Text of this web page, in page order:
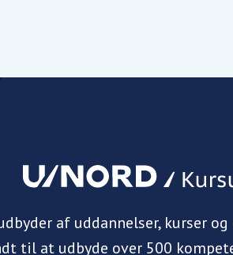
af uddannelser, kurser
til at udbyde over 500